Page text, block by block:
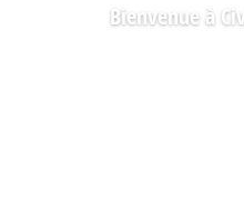
Bienvenue à